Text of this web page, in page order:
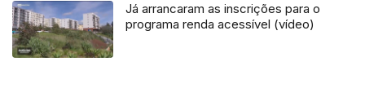
Já arrancaram as inscrições para o
programa renda acessível (vídeo)